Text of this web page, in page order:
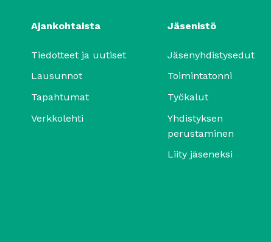
Ajankohtaista
Tiedotteet ja uutiset
Lausunnot
Tapahtumat
Verkkolehti
Jäsenistö
Jäsenyhdistysedut
Toimintatonni
Työkalut
Yhdistyksen
perustaminen
Liity jäseneksi